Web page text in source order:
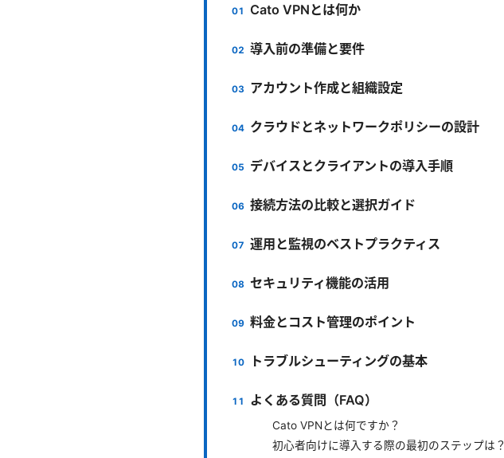
Cato VPNとは何か
導入前の準備と要件
アカウント作成と組織設定
クラウドとネットワークポリシーの設計
デバイスとクライアントの導入手順
接続方法の比較と選択ガイド
運用と監視のベストプラクティス
セキュリティ機能の活用
料金とコスト管理のポイント
トラブルシューティングの基本
よくある質問（FAQ）
Cato VPNとは何ですか？
初心者向けに導入する際の最初のステップは？